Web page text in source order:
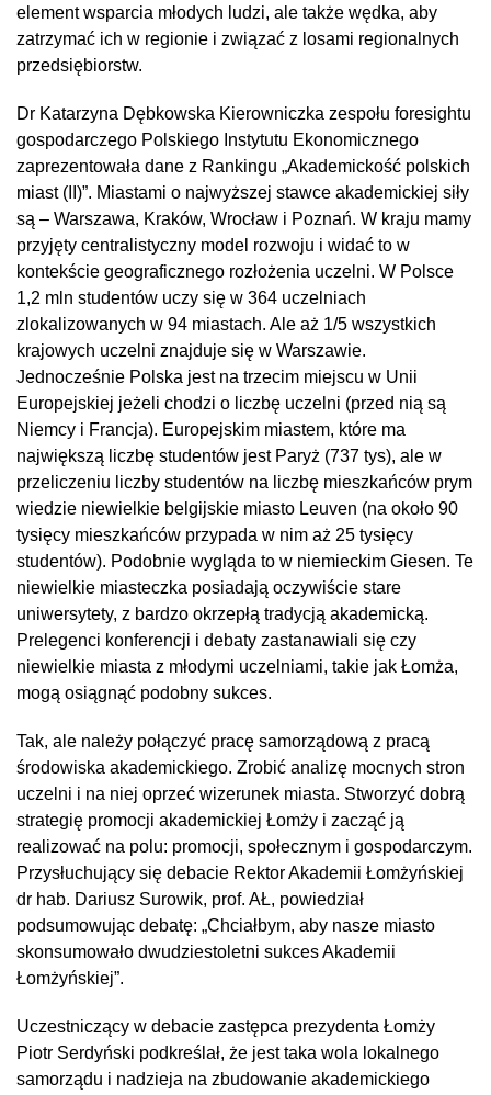
element wsparcia młodych ludzi, ale także wędka, aby
zatrzymać ich w regionie i związać z losami regionalnych
przedsiębiorstw.
Dr Katarzyna Dębkowska Kierowniczka zespołu foresightu
gospodarczego Polskiego Instytutu Ekonomicznego
zaprezentowała dane z Rankingu „Akademickość polskich
miast (II)”. Miastami o najwyższej stawce akademickiej siły
są – Warszawa, Kraków, Wrocław i Poznań. W kraju mamy
przyjęty centralistyczny model rozwoju i widać to w
kontekście geograficznego rozłożenia uczelni. W Polsce
1,2 mln studentów uczy się w 364 uczelniach
zlokalizowanych w 94 miastach. Ale aż 1/5 wszystkich
krajowych uczelni znajduje się w Warszawie.
Jednocześnie Polska jest na trzecim miejscu w Unii
Europejskiej jeżeli chodzi o liczbę uczelni (przed nią są
Niemcy i Francja). Europejskim miastem, które ma
największą liczbę studentów jest Paryż (737 tys), ale w
przeliczeniu liczby studentów na liczbę mieszkańców prym
wiedzie niewielkie belgijskie miasto Leuven (na około 90
tysięcy mieszkańców przypada w nim aż 25 tysięcy
studentów). Podobnie wygląda to w niemieckim Giesen. Te
niewielkie miasteczka posiadają oczywiście stare
uniwersytety, z bardzo okrzepłą tradycją akademicką.
Prelegenci konferencji i debaty zastanawiali się czy
niewielkie miasta z młodymi uczelniami, takie jak Łomża,
mogą osiągnąć podobny sukces.
Tak, ale należy połączyć pracę samorządową z pracą
środowiska akademickiego. Zrobić analizę mocnych stron
uczelni i na niej oprzeć wizerunek miasta. Stworzyć dobrą
strategię promocji akademickiej Łomży i zacząć ją
realizować na polu: promocji, społecznym i gospodarczym.
Przysłuchujący się debacie Rektor Akademii Łomżyńskiej
dr hab. Dariusz Surowik, prof. AŁ, powiedział
podsumowując debatę: „Chciałbym, aby nasze miasto
skonsumowało dwudziestoletni sukces Akademii
Łomżyńskiej”.
Uczestniczący w debacie zastępca prezydenta Łomży
Piotr Serdyński podkreślał, że jest taka wola lokalnego
samorządu i nadzieja na zbudowanie akademickiego